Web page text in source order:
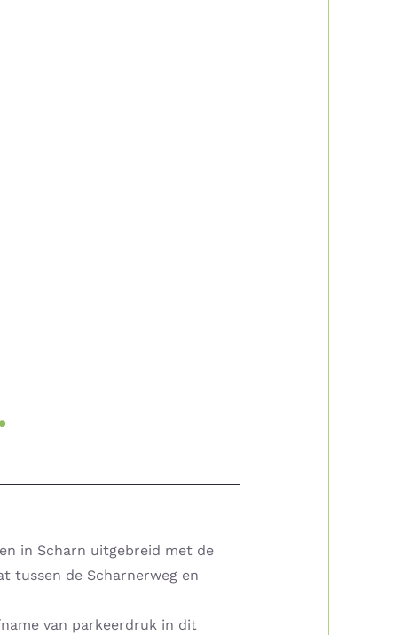
in Scharn uitgebreid met de
tussen de Scharnerweg en
van parkeerdruk in dit